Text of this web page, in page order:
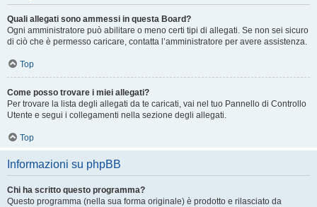
Quali allegati sono ammessi in questa Board?
Ogni amministratore può abilitare o meno certi tipi di allegati. Se non sei sicuro
di ciò che è permesso caricare, contatta l’amministratore per avere assistenza.
Top
Come posso trovare i miei allegati?
Per trovare la lista degli allegati da te caricati, vai nel tuo Pannello di Controllo
Utente e segui i collegamenti nella sezione degli allegati.
Top
Informazioni su phpBB
Chi ha scritto questo programma?
Questo programma (nella sua forma originale) è prodotto e rilasciato da